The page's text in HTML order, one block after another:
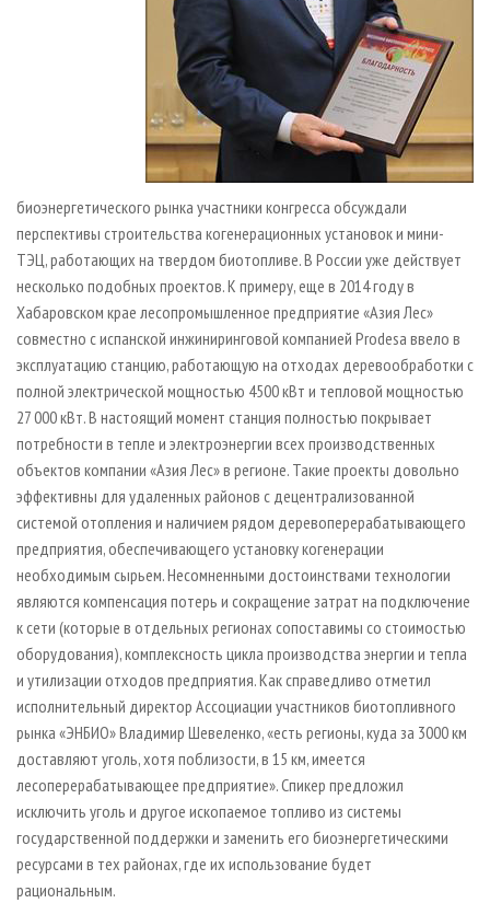
биоэнергетического рынка участники конгресса обсуждали
перспективы строительства когенерационных установок и мини-
ТЭЦ, работающих на твердом биотопливе. В России уже действует
несколько подобных проектов. К примеру, еще в 2014 году в
Хабаровском крае лесопромышленное предприятие «Азия Лес»
совместно с испанской инжиниринговой компанией Prodesa ввело в
эксплуатацию станцию, работающую на отходах деревообработки с
полной электрической мощностью 4500 кВт и тепловой мощностью
27 000 кВт. В настоящий момент станция полностью покрывает
потребности в тепле и электроэнергии всех производственных
объектов компании «Азия Лес» в регионе. Такие проекты довольно
эффективны для удаленных районов с децентрализованной
системой отопления и наличием рядом деревоперерабатывающего
предприятия, обеспечивающего установку когенерации
необходимым сырьем. Несомненными достоинствами технологии
являются компенсация потерь и сокращение затрат на подключение
к сети (которые в отдельных регионах сопоставимы со стоимостью
оборудования), комплексность цикла производства энергии и тепла
и утилизации отходов предприятия. Как справедливо отметил
исполнительный директор Ассоциации участников биотопливного
рынка «ЭНБИО» Владимир Шевеленко, «есть регионы, куда за 3000 км
доставляют уголь, хотя поблизости, в 15 км, имеется
лесоперерабатывающее предприятие». Спикер предложил
исключить уголь и другое ископаемое топливо из системы
государственной поддержки и заменить его биоэнергетическими
ресурсами в тех районах, где их использование будет
рациональным.